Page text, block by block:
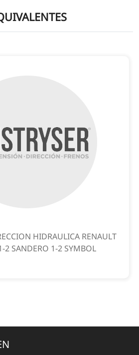
HIDRAULICA RENAULT
2 SANDERO 1-2 SYMBOL